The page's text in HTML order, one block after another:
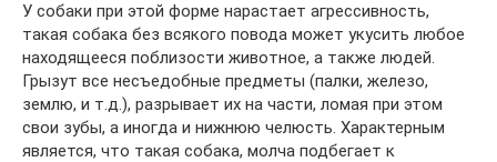
У собаки при этой форме нарастает агрессивность,
такая собака без всякого повода может укусить любое
находящееся поблизости животное, а также людей.
Грызут все несъедобные предметы (палки, железо,
землю, и т.д.), разрывает их на части, ломая при этом
свои зубы, а иногда и нижнюю челюсть. Характерным
является, что такая собака, молча подбегает к